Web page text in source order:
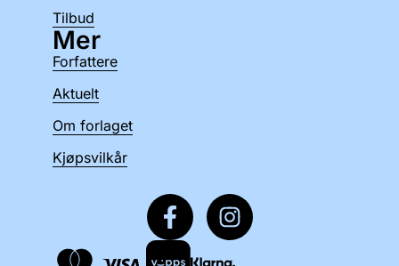
Tilbud
Mer
Forfattere
Aktuelt
Om forlaget
Kjøpsvilkår